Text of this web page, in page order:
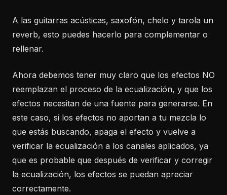
A las guitarras acústicas, saxofón, chelo y tarola un
reverb, esto puedes hacerlo para complementar o
rellenar.
Ahora debemos tener muy claro que los efectos NO
reemplazan el proceso de la ecualización, y que los
efectos necesitan de una fuente para generarse. En
este caso, si los efectos no aportan a tu mezcla lo
que estás buscando, apaga el efecto y vuelve a
verificar la ecualización a los canales aplicados, ya
que es probable que después de verificar y corregir
la ecualización, los efectos se puedan apreciar
correctamente.